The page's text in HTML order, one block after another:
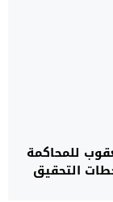
للمحاكمة
التحقيق